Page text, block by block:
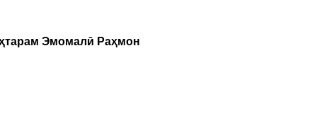
Эмомалӣ Раҳмон